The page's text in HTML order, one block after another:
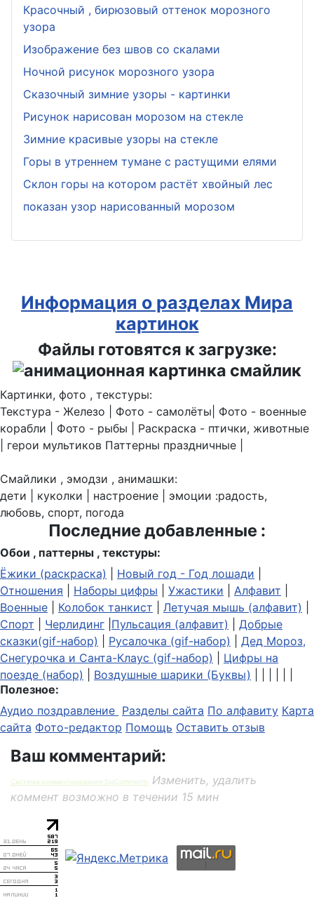
Красочный , бирюзовый оттенок морозного
узора
Изображение без швов со скалами
Ночной рисунок морозного узора
Сказочный зимние узоры - картинки
Рисунок нарисован морозом на стекле
Зимние красивые узоры на стекле
Горы в утреннем тумане с растущими елями
Склон горы на котором растёт хвойный лес
показан узор нарисованный морозом
Информация о разделах Мира
картинок
Файлы готовятся к загрузке:
Картинки, фото , текстуры:
Текстура - Железо | Фото - самолёты| Фото - военные
корабли | Фото - рыбы | Раскраска - птички, животные
| герои мультиков Паттерны праздничные |
Смайлики , эмодзи , анимашки:
дети | куколки | настроение | эмоции :радость,
любовь, спорт, погода
Последние добавленные :
Обои , паттерны , текстуры:
Ёжики (раскраска)
Новый год - Год лошади
Отношения
Наборы цифры Ужастики Алфавит
Военные
Колобок танкист Летучая мышь (алфавит)
Спорт
Черлидинг Пульсация (алфавит)
Добрые
сказки(gif-набор)
Русалочка (gif-набор)
Дед Мороз,
Снегурочка и Санта-Клаус (gif-набор)
Цифры на
поезде (набор)
Воздушные шарики (Буквы)
Полезное:
Аудио поздравление Разделы сайта По алфавиту Карта
сайта Фото-редактор Помощь Оставить отзыв
Ваш комментарий:
Система комментирования SigComments
Изменить, удалить
коммент возможно в течении 15 мин